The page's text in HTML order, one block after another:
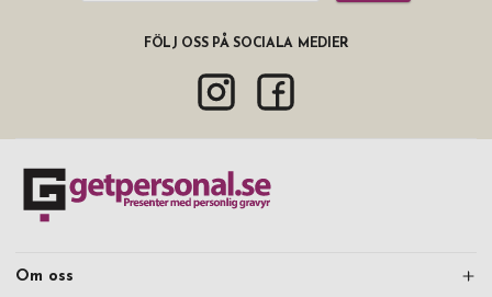
FÖLJ OSS PÅ SOCIALA MEDIER
Om oss